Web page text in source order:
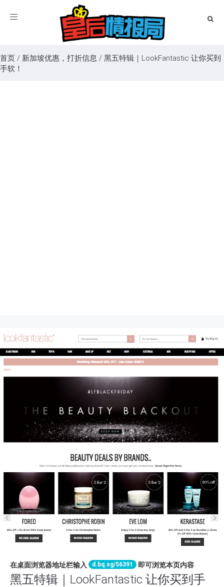
Toggle
首页 / 新加坡优惠，打折信息 / 黑五特辑｜LookFantastic 让你买到
手软！
在桌面浏览器地址栏输入 d.bq.sg/56391 即可浏览本页内容
黑五特辑｜LookFantastic 让你买到手